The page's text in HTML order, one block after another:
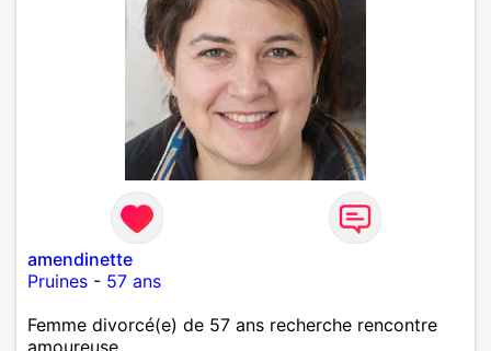
amendinette
Pruines - 57 ans
Femme divorcé(e) de 57 ans recherche rencontre
amoureuse